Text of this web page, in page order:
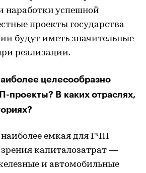
наработки успешной
проекты государства
будут иметь значительные
реализации.
целесообразно
проекты? В каких отраслях,
емкая для ГЧП
зрения капиталозатрат —
и автомобильные